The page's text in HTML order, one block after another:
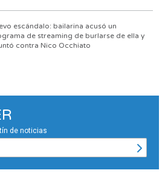
escándalo: bailarina acusó un
de streaming de burlarse de ella y
contra Nico Occhiato
de noticias